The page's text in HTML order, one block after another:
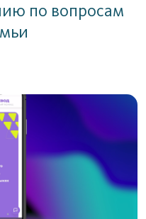
по вопросам